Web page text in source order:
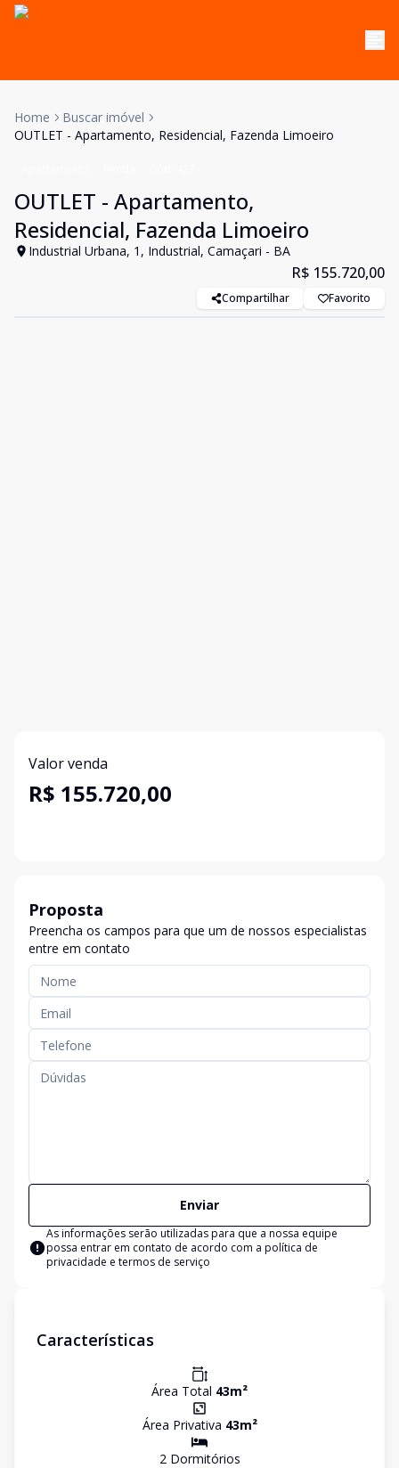
Home
Buscar imóvel
OUTLET - Apartamento, Residencial, Fazenda Limoeiro
OUTLET - Apartamento,
Residencial, Fazenda Limoeiro
Industrial Urbana, 1, Industrial, Camaçari - BA
R$ 155.720,00
Compartilhar Favorito
Valor venda
R$ 155.720,00
Proposta
Preencha os campos para que um de nossos especialistas
entre em contato
Enviar
As informações serão utilizadas para que a nossa equipe
possa entrar em contato de acordo com a política de
privacidade e termos de serviço
Características
Área Total 43m²
Área Privativa 43m²
2Dormitórios